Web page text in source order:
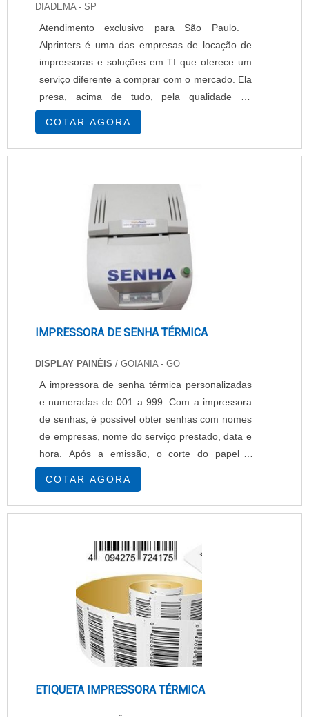
DIADEMA - SP
Atendimento exclusivo para São Paulo.
Alprinters é uma das empresas de locação de
impressoras e soluções em TI que oferece um
serviço diferente a comprar com o mercado. Ela
presa, acima de tudo, pela qualidade de
atendimento aos clientes, assim fortalecendo a
parceria a cada ciclo. Aluguel de impressoras e
copiadoras e todo o suporte e agilidade que o
diversas linhas de equipamentos. Segue alguns:
COTAR AGORA
IMPRESSORA DE SENHA TÉRMICA
DISPLAY PAINÉIS / GOIANIA - GO
A impressora de senha térmica personalizadas
e numeradas de 001 a 999. Com a impressora
de senhas, é possível obter senhas com nomes
de empresas, nome do serviço prestado, data e
hora. Após a emissão, o corte do papel é
automático (guilhotina), além da possibilidade
de impressão de até 4 (quatro) tipos de senhas,
para diferentes serviços. Quais são as
Largura da bobina: 57mm, - Alimentação: ....
COTAR AGORA
ETIQUETA IMPRESSORA TÉRMICA